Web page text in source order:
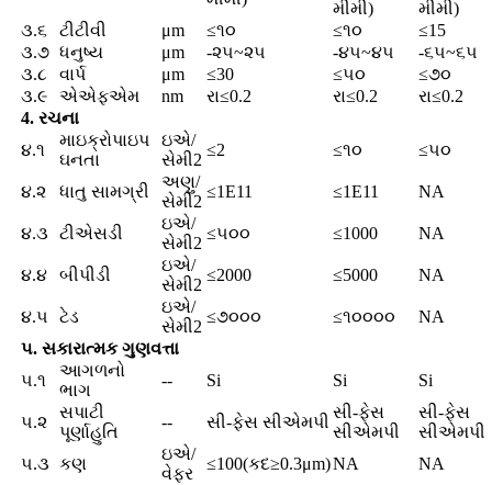
મીમી)
મીમી)
૩.૬
ટીટીવી μm ≤૧૦ ≤૧૦
≤15
૩.૭ ધનુષ્ય μm -૨૫~૨૫ -૪૫~૪૫
-૬૫~૬૫
૩.૮
વાર્પ μm ≤30 ≤૫૦
≤૭૦
૩.૯
એએફએમ nm રા≤0.2 રા≤0.2
રા≤0.2
4. રચના
૪.૧
માઇક્રોપાઇપ
ઘનતા
ઇએ/
સેમી2
≤2 ≤૧૦ ≤૫૦
૪.૨ ધાતુ સામગ્રી
અણુ/
સેમી2
≤1E11 ≤1E11 NA
૪.૩ ટીએસડી
ઇએ/
સેમી2
≤૫૦૦ ≤1000 NA
૪.૪ બીપીડી
ઇએ/
સેમી2
≤2000 ≤5000 NA
૪.૫ ટેડ
ઇએ/
સેમી2
≤૭૦૦૦ ≤૧૦૦૦૦
NA
૫. સકારાત્મક ગુણવત્તા
૫.૧
આગળનો
ભાગ
-- Si Si Si
૫.૨
સપાટી
પૂર્ણાહુતિ
-- સી-ફેસ સીએમપી
સી-ફેસ
સીએમપી
સી-ફેસ
સીએમપી
૫.૩ કણ
ઇએ/
વેફર
≤100(કદ≥0.3μm)NA NA